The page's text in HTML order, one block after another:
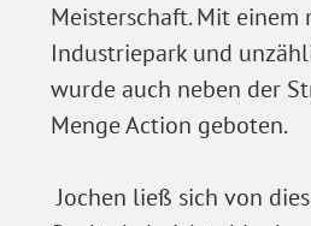
Meisterschaft. Mit einem
Industriepark und
wurde auch neben der
Menge Action geboten.
Jochen ließ sich von